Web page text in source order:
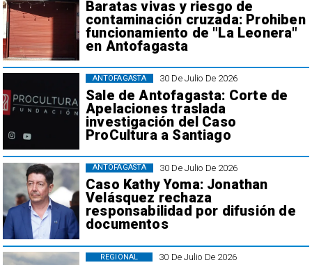
Baratas vivas y riesgo de
contaminación cruzada: Prohiben
funcionamiento de "La Leonera"
en Antofagasta
30 De Julio De 2026
Sale de Antofagasta: Corte de
Apelaciones traslada
investigación del Caso
ProCultura a Santiago
ANTOFAGASTA
30 De Julio De 2026
Caso Kathy Yoma: Jonathan
Velásquez rechaza
responsabilidad por difusión de
documentos
ANTOFAGASTA
30 De Julio De 2026
REGIONAL